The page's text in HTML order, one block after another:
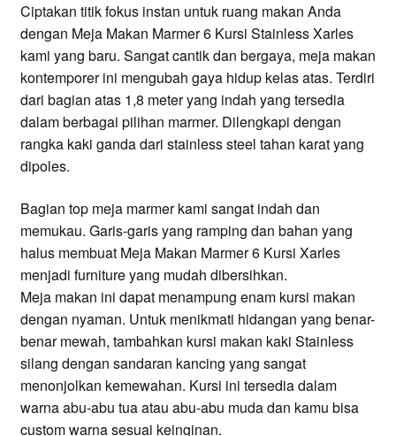
Ciptakan titik fokus instan untuk ruang makan Anda
dengan Meja Makan Marmer 6 Kursi Stainless Xarles
kami yang baru. Sangat cantik dan bergaya, meja makan
kontemporer ini mengubah gaya hidup kelas atas. Terdiri
dari bagian atas 1,8 meter yang indah yang tersedia
dalam berbagai pilihan marmer. Dilengkapi dengan
rangka kaki ganda dari stainless steel tahan karat yang
dipoles.
Bagian top meja marmer kami sangat indah dan
memukau. Garis-garis yang ramping dan bahan yang
halus membuat Meja Makan Marmer 6 Kursi Xarles
menjadi furniture yang mudah dibersihkan.
Meja makan ini dapat menampung enam kursi makan
dengan nyaman. Untuk menikmati hidangan yang benar-
benar mewah, tambahkan kursi makan kaki Stainless
silang dengan sandaran kancing yang sangat
menonjolkan kemewahan. Kursi ini tersedia dalam
warna abu-abu tua atau abu-abu muda dan kamu bisa
custom warna sesuai keinginan.